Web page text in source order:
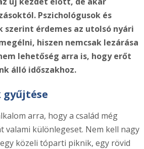
Pszichológusok és
szerint érdemes az utolsó nyári
hiszen nemcsak lezárása
lehetőség arra is, hogy erőt
álló időszakhoz.
gyűjtése
arra, hogy a család még
valami különlegeset. Nem kell nagy
közeli tóparti piknik, egy rövid